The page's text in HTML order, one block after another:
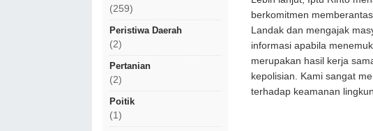
(259)
Peristiwa Daerah
(2)
Pertanian
(2)
Poitik
(1)
berkomitmen
Landak dan mengajak
informasi apabila
merupakan hasil kerja
kepolisian. Kami sangat
terhadap keamanan